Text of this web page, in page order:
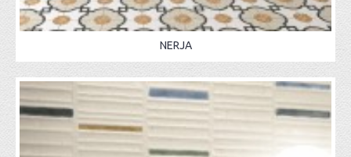
NERJA